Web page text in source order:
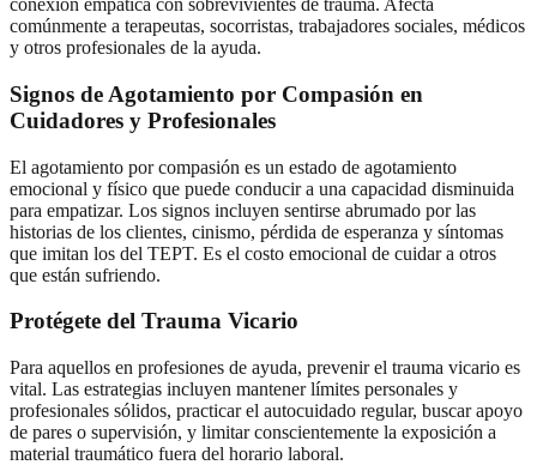
conexión empática con sobrevivientes de trauma. Afecta
comúnmente a terapeutas, socorristas, trabajadores sociales, médicos
y otros profesionales de la ayuda.
Signos de Agotamiento por Compasión en
Cuidadores y Profesionales
El agotamiento por compasión es un estado de agotamiento
emocional y físico que puede conducir a una capacidad disminuida
para empatizar. Los signos incluyen sentirse abrumado por las
historias de los clientes, cinismo, pérdida de esperanza y síntomas
que imitan los del TEPT. Es el costo emocional de cuidar a otros
que están sufriendo.
Protégete del Trauma Vicario
Para aquellos en profesiones de ayuda, prevenir el trauma vicario es
vital. Las estrategias incluyen mantener límites personales y
profesionales sólidos, practicar el autocuidado regular, buscar apoyo
de pares o supervisión, y limitar conscientemente la exposición a
material traumático fuera del horario laboral.